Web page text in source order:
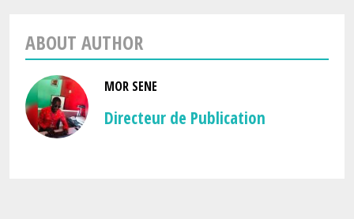
ABOUT AUTHOR
MOR SENE
Directeur de Publication